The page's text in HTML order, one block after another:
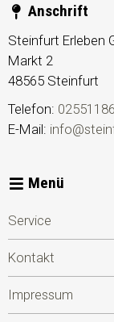
Anschrift
Steinfurt Erleben
Markt 2
48565 Steinfurt
Telefon:
E-Mail:
Menü
Service
Kontakt
Impressum